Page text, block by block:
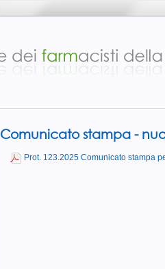
Comunicato stampa -
Prot. 123.2025 Comunicato stampa